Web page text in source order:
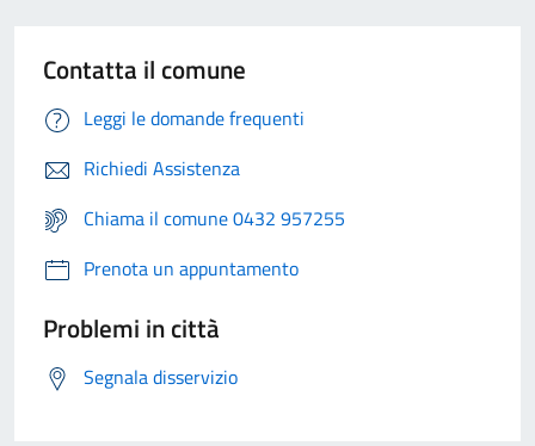
Contatta il comune
Leggi le domande frequenti
Richiedi Assistenza
Chiama il comune 0432 957255
Prenota un appuntamento
Problemi in città
Segnala disservizio